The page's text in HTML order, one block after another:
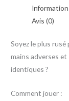
Avis (0)
Soyez le plus
mains adverses
identiques ?
Comment jouer :